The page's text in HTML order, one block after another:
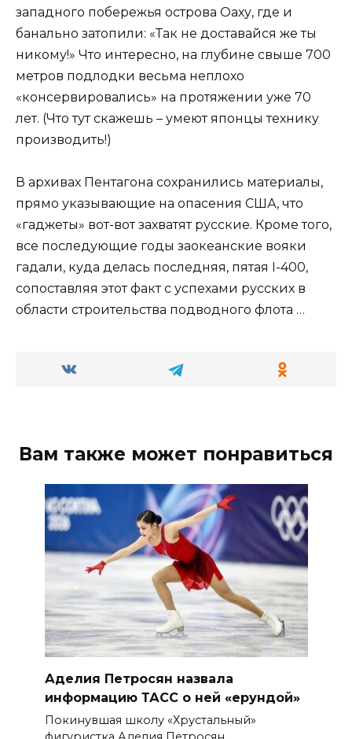
западного побережья острова Оаху, где и
банально затопили: «Так не доставайся же ты
никому!» Что интересно, на глубине свыше 700
метров подлодки весьма неплохо
«консервировались» на протяжении уже 70
лет. (Что тут скажешь – умеют японцы технику
производить!)
В архивах Пентагона сохранились материалы,
прямо указывающие на опасения США, что
«гаджеты» вот-вот захватят русские. Кроме того,
все последующие годы заокеанские вояки
гадали, куда делась последняя, пятая I-400,
сопоставляя этот факт с успехами русских в
области строительства подводного флота …
Вам также может понравиться
Аделия Петросян назвала
информацию ТАСС о ней «ерундой»
Покинувшая школу «Хрустальный»